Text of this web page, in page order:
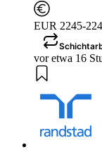
EUR 2245-
vor etwa 16